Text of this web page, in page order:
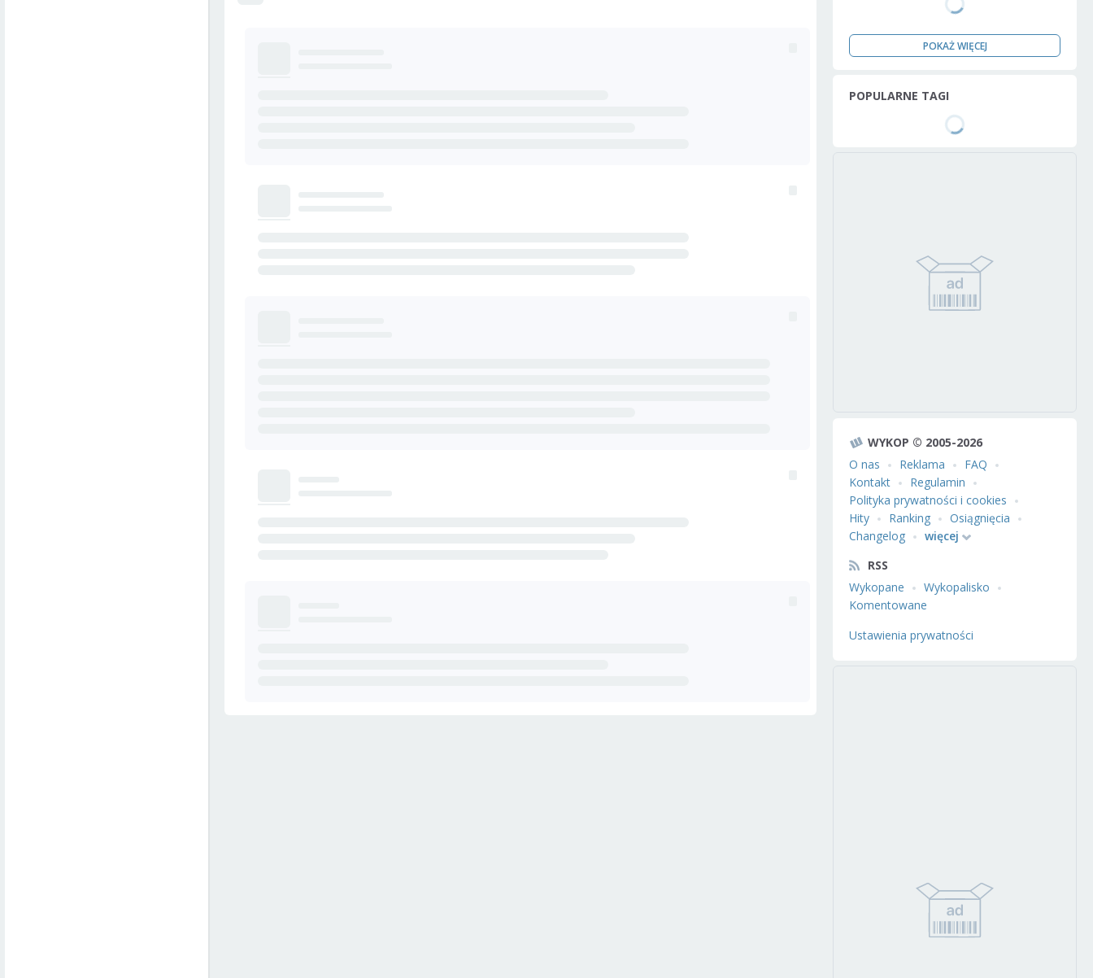
POKAŻ WIĘCEJ
POPULARNE TAGI
WYKOP © 2005-2026
O nas
Reklama
FAQ
Kontakt
Regulamin
Polityka prywatności i cookies
Hity
Ranking
Osiągnięcia
Changelog
więcej
RSS
Wykopane
Wykopalisko
Komentowane
Ustawienia prywatności